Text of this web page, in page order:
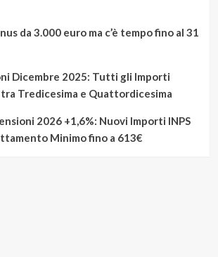
da 3.000 euro ma c’è tempo fino al 31
Dicembre 2025: Tutti gli Importi
Tredicesima e Quattordicesima
2026 +1,6%: Nuovi Importi INPS
Minimo fino a 613€